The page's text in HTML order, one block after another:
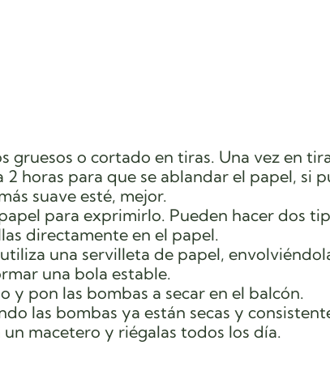
gruesos o cortado en tiras. Una vez en
horas para que se ablandar el papel, si
suave esté, mejor.
para exprimirlo. Pueden hacer dos
directamente en el papel.
una servilleta de papel,
una bola estable.
y pon las bombas a secar en el balcón.
las bombas ya están secas y
macetero y riégalas todos los día.